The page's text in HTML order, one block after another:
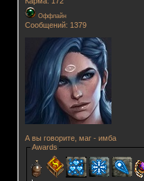
Оффлайн
Сообщений: 1379
А вы говорите, маг - имба
Awards